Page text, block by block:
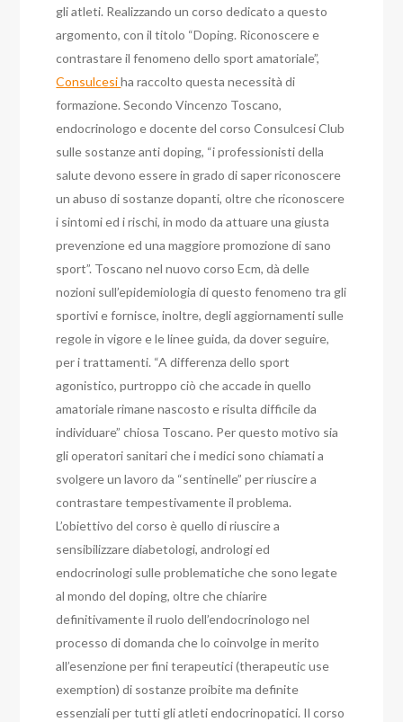
gli atleti. Realizzando un corso dedicato a questo
argomento, con il titolo “Doping. Riconoscere e
contrastare il fenomeno dello sport amatoriale”,
Consulcesiha raccolto questa necessità di
formazione. Secondo Vincenzo Toscano,
endocrinologo e docente del corso Consulcesi Club
sulle sostanze anti doping, “i professionisti della
salute devono essere in grado di saper riconoscere
un abuso di sostanze dopanti, oltre che riconoscere
i sintomi ed i rischi, in modo da attuare una giusta
prevenzione ed una maggiore promozione di sano
sport”. Toscano nel nuovo corso Ecm, dà delle
nozioni sull’epidemiologia di questo fenomeno tra gli
sportivi e fornisce, inoltre, degli aggiornamenti sulle
regole in vigore e le linee guida, da dover seguire,
per i trattamenti. “A differenza dello sport
agonistico, purtroppo ciò che accade in quello
amatoriale rimane nascosto e risulta difficile da
individuare” chiosa Toscano. Per questo motivo sia
gli operatori sanitari che i medici sono chiamati a
svolgere un lavoro da “sentinelle” per riuscire a
contrastare tempestivamente il problema.
L’obiettivo del corso è quello di riuscire a
sensibilizzare diabetologi, andrologi ed
endocrinologi sulle problematiche che sono legate
al mondo del doping, oltre che chiarire
definitivamente il ruolo dell’endocrinologo nel
processo di domanda che lo coinvolge in merito
all’esenzione per fini terapeutici (therapeutic use
exemption) di sostanze proibite ma definite
essenziali per tutti gli atleti endocrinopatici. Il corso